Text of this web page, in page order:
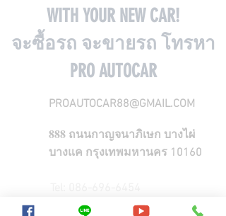
WITH YOUR NEW CAR!
จะซื้อรถ จะขายรถ โทรหา
PRO AUTOCAR
PROAUTOCAR88@GMAIL.COM
888 ถนนกาญจนาภิเษก บางไผ่
บางแค กรุงเทพมหานคร 10160